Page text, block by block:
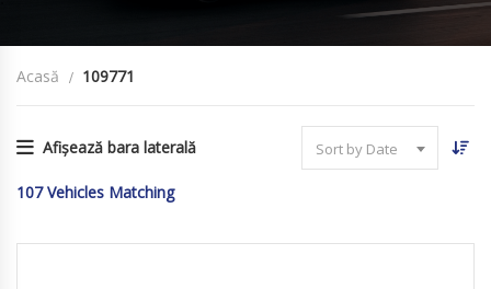
Acasă 109771
Afișează bara laterală Sort by Date
107 Vehicles Matching